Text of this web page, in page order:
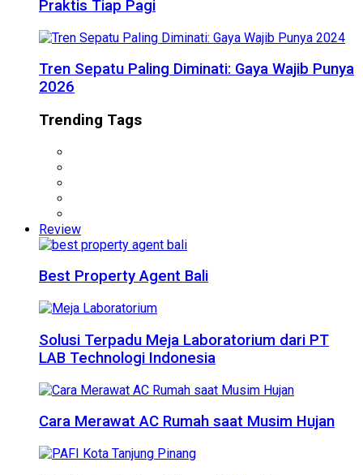
Praktis Tiap Pagi
Tren Sepatu Paling Diminati: Gaya Wajib Punya
2026
Trending Tags
Review
Best Property Agent Bali
Solusi Terpadu Meja Laboratorium dari PT
LAB Technologi Indonesia
Cara Merawat AC Rumah saat Musim Hujan